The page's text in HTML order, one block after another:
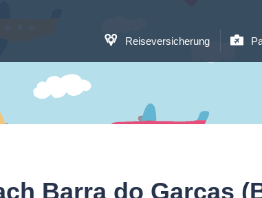
Reiseversicherung
Barra do Garcas